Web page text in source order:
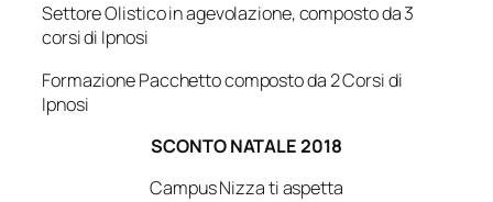
Settore Olistico in agevolazione, composto da 3
corsi di Ipnosi
Formazione Pacchetto composto da 2 Corsi di
Ipnosi
SCONTO NATALE 2018
Campus Nizza ti aspetta